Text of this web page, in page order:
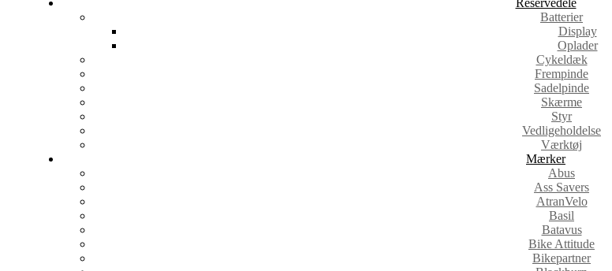
Reservedele
Batterier
Display
Oplader
Cykeldæk
Frempinde
Sadelpinde
Skærme
Styr
Vedligeholdelse
Værktøj
Mærker
Abus
Ass Savers
AtranVelo
Basil
Batavus
Bike Attitude
Bikepartner